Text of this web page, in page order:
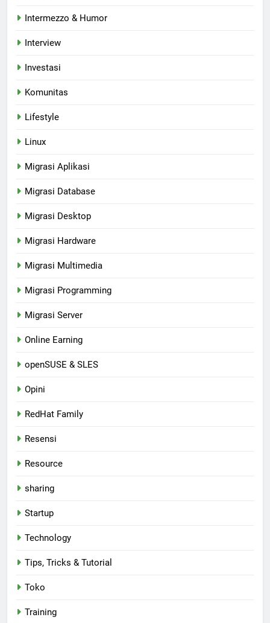
Intermezzo & Humor
Interview
Investasi
Komunitas
Lifestyle
Linux
Migrasi Aplikasi
Migrasi Database
Migrasi Desktop
Migrasi Hardware
Migrasi Multimedia
Migrasi Programming
Migrasi Server
Online Earning
openSUSE & SLES
Opini
RedHat Family
Resensi
Resource
sharing
Startup
Technology
Tips, Tricks & Tutorial
Toko
Training